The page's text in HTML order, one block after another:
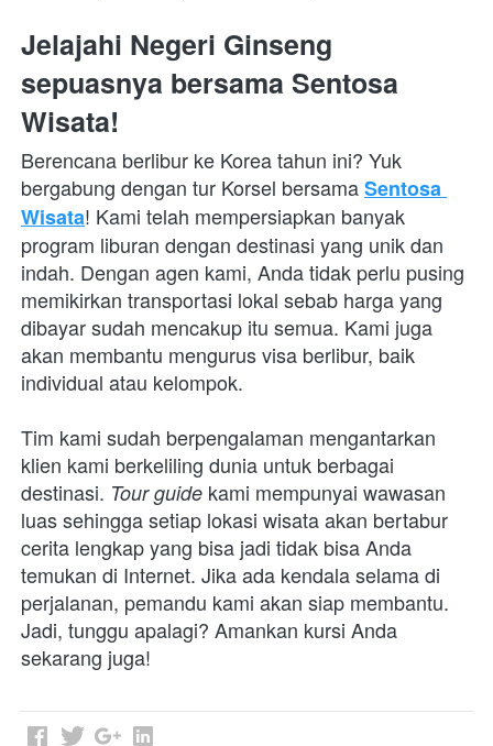
Jelajahi Negeri Ginseng
sepuasnya bersama Sentosa
Wisata!
Berencana berlibur ke Korea tahun ini? Yuk
bergabung dengan tur Korsel bersama Sentosa
Wisata! Kami telah mempersiapkan banyak
program liburan dengan destinasi yang unik dan
indah. Dengan agen kami, Anda tidak perlu pusing
memikirkan transportasi lokal sebab harga yang
dibayar sudah mencakup itu semua. Kami juga
akan membantu mengurus visa berlibur, baik
individual atau kelompok.
Tim kami sudah berpengalaman mengantarkan
klien kami berkeliling dunia untuk berbagai
destinasi. Tour guide kami mempunyai wawasan
luas sehingga setiap lokasi wisata akan bertabur
cerita lengkap yang bisa jadi tidak bisa Anda
temukan di Internet. Jika ada kendala selama di
perjalanan, pemandu kami akan siap membantu.
Jadi, tunggu apalagi? Amankan kursi Anda
sekarang juga!